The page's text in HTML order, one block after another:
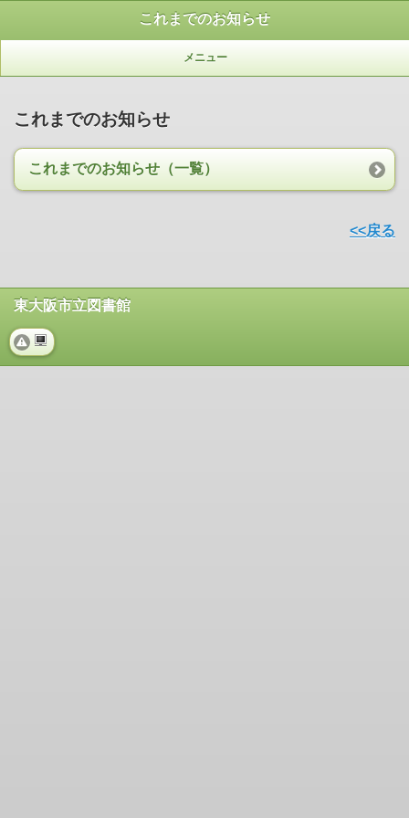
これまでのお知らせ
メニュー
これまでのお知らせ
これまでのお知らせ（一覧）
<<戻る
東大阪市立図書館